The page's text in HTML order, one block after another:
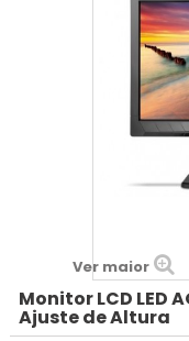
Ver maior
Monitor LCD LED
Ajuste de Altura